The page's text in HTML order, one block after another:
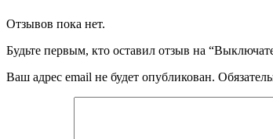
Отзывов пока нет.
Будьте первым, кто оставил отзыв на
Ваш адрес email не будет опубликован.